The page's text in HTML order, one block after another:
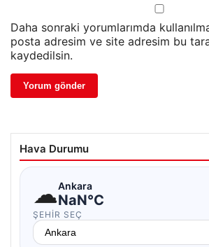
Daha sonraki yorumlarımda
posta adresim ve site adresim bu
kaydedilsin.
Hava Durumu
☁Ankara
NaN°C
ŞEHIR SEÇ